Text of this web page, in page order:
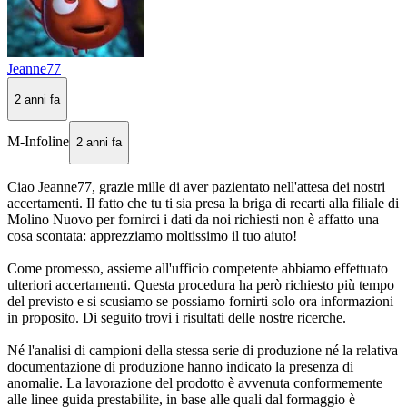
Jeanne77
2 anni fa
M-Infoline 2 anni fa
Ciao Jeanne77, grazie mille di aver pazientato nell'attesa dei nostri
accertamenti. Il fatto che tu ti sia presa la briga di recarti alla filiale di
Molino Nuovo per fornirci i dati da noi richiesti non è affatto una
cosa scontata: apprezziamo moltissimo il tuo aiuto!
Come promesso, assieme all'ufficio competente abbiamo effettuato
ulteriori accertamenti. Questa procedura ha però richiesto più tempo
del previsto e si scusiamo se possiamo fornirti solo ora informazioni
in proposito. Di seguito trovi i risultati delle nostre ricerche.
Né l'analisi di campioni della stessa serie di produzione né la relativa
documentazione di produzione hanno indicato la presenza di
anomalie. La lavorazione del prodotto è avvenuta conformemente
alle linee guida prestabilite, in base alle quali dal formaggio è